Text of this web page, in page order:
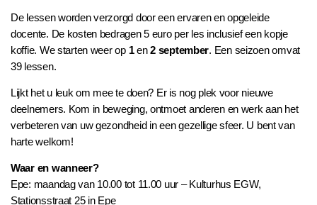
De lessen worden verzorgd door een ervaren en opgeleide
docente. De kosten bedragen 5 euro per les inclusief een kopje
koffie. We starten weer op 1en2 september. Een seizoen omvat
39 lessen.
Lijkt het u leuk om mee te doen? Er is nog plek voor nieuwe
deelnemers. Kom in beweging, ontmoet anderen en werk aan het
verbeteren van uw gezondheid in een gezellige sfeer. U bent van
harte welkom!
Waar en wanneer?
Epe: maandag van 10.00 tot 11.00 uur – Kulturhus EGW,
Stationsstraat 25 in Epe